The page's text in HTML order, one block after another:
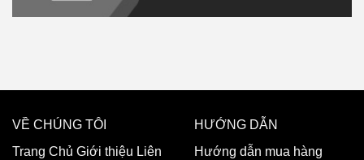
VỀ CHÚNG TÔI
Trang Chủ Giới thiệu Liên
HƯỚNG DẪN
Hướng dẫn mua hàng